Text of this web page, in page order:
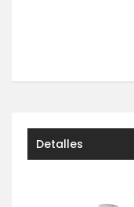
Detalles